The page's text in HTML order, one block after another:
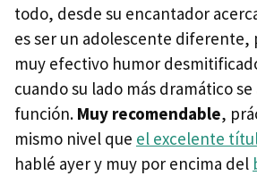
todo, desde su encantador
es ser un adolescente diferente,
muy efectivo humor
cuando su lado más dramático
función. Muy recomendable,
mismo nivel que el excelente
hablé ayer y muy por encima del